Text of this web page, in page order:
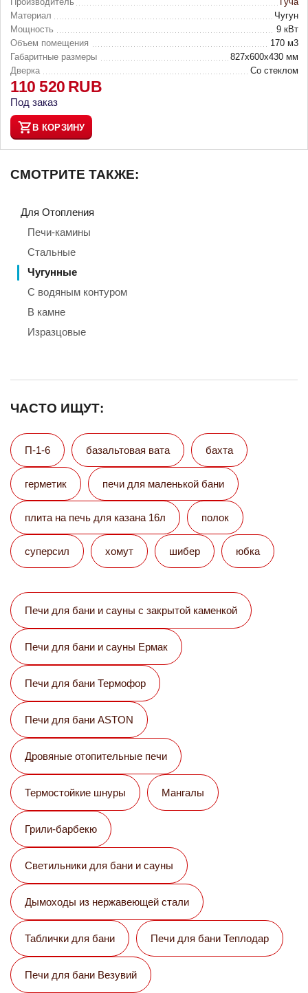
Материал
Чугун
Мощность
9 кВт
Объем помещения
170 м3
Габаритные размеры
827х600х430 мм
Дверка
Со стеклом
110 520 RUB
Под заказ
В КОРЗИНУ
СМОТРИТЕ ТАКЖЕ:
Для Отопления
Печи-камины
Стальные
Чугунные
С водяным контуром
В камне
Изразцовые
ЧАСТО ИЩУТ:
П-1-6 базальтовая вата бахта
герметик печи для маленькой бани
плита на печь для казана 16л полок
суперсил хомут шибер юбка
Печи для бани и сауны с закрытой каменкой
Печи для бани и сауны Eрмак
Печи для бани Термофор
Печи для бани ASTON
Дровяные отопительные печи
Термостойкие шнуры Мангалы
Грили-барбекю
Светильники для бани и сауны
Дымоходы из нержавеющей стали
Таблички для бани Печи для бани Теплодар
Печи для бани Везувий